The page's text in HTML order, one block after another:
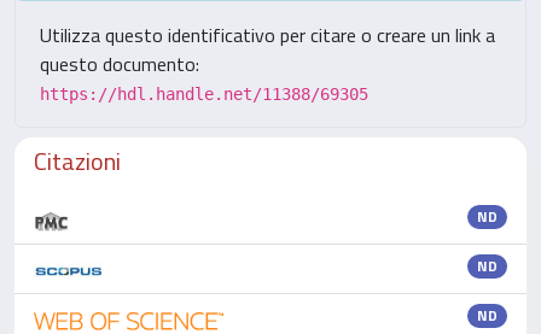
Utilizza questo identificativo per citare o creare un link a
questo documento:
https://hdl.handle.net/11388/69305
Citazioni
ND
ND
ND